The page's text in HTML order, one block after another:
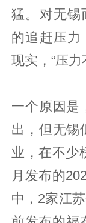
猛。对无锡
的追赶压力
现实，“压力
一个原因是
出，但无锡
业，在不少
月发布的
中，2家江